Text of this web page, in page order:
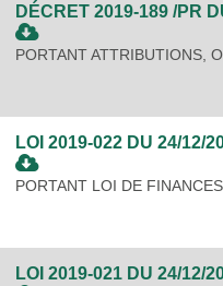
DÉCRET 2019-189 /PR
PORTANT ATTRIBUTIONS,
LOI 2019-022 DU 24/12/
PORTANT LOI DE
LOI 2019-021 DU 24/12/